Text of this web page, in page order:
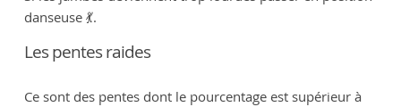
danseuse 💃.
Les pentes raides
Ce sont des pentes dont le pourcentage est supérieur à